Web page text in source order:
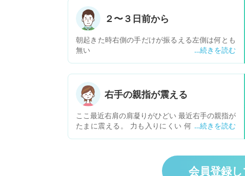
２〜３日前から
朝起きた時右側の手だけが振るえる左側は何とも
無い
右手の親指が震える
ここ最近右肩の肩凝りがひどい 最近右手の親指が
たまに震える。 力も入りにくい 何かの病気です
会員登録